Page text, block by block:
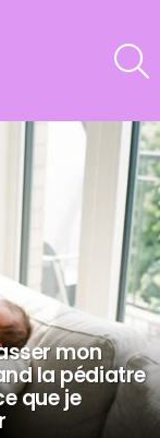
mon
la pédiatre
que je